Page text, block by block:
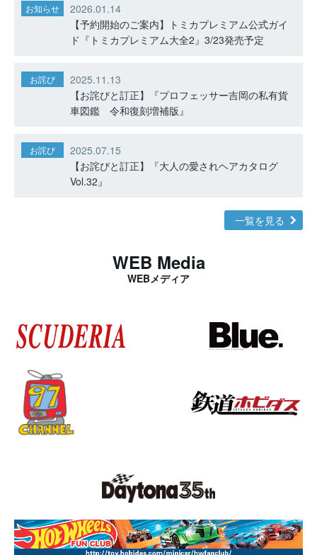
お知らせ
2026.01.14
【予約開始のご案内】トミカプレミアム公式ガイ
ド『トミカプレミアム大全2』3/23発売予定
お詫び
2025.11.13
【お詫びと訂正】『プロフェッサー吉岡の私有貨
車図鑑 令和復刻増補版』
お詫び
2025.07.15
【お詫びと訂正】『大人の愛されヘアカタログ
Vol.32』
一覧を見る
WEB Media
WEBメディア